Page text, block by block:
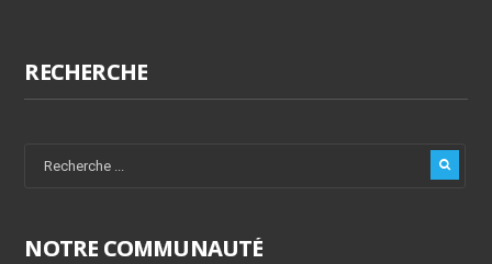
RECHERCHE
NOTRE COMMUNAUTÉ